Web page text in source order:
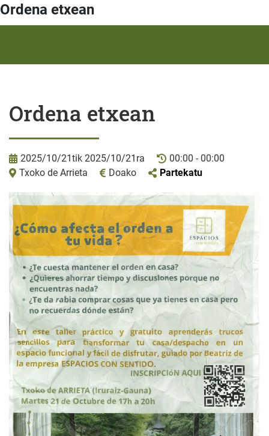
Ordena etxean
Ordena etxean
2025/10/21tik 2025/10/21ra
00:00 - 00:00
Txoko de Arrieta
Doako Partekatu